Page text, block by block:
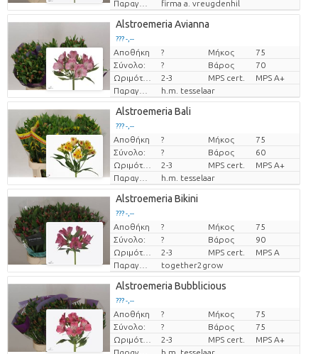
Παραγωγός
firma a. vreugdenhil
Alstroemeria Avianna
??? -,--
Τιμή ανά τεμάχιο
Αποθήκη ? Μήκος
75
Σύνολο:
? Βάρος
70
Ωριμότητα
2-3 MPS cert.
MPS A+
Παραγωγός
h.m. tesselaar
Alstroemeria Bali
??? -,--
Τιμή ανά τεμάχιο
Αποθήκη ? Μήκος
75
Σύνολο:
? Βάρος
60
Ωριμότητα
2-3 MPS cert.
MPS A+
Παραγωγός
h.m. tesselaar
Alstroemeria Bikini
??? -,--
Τιμή ανά τεμάχιο
Αποθήκη ? Μήκος
75
Σύνολο:
? Βάρος
90
Ωριμότητα
2-3 MPS cert.
MPS A
Παραγωγός
together2grow
Alstroemeria Bubblicious
??? -,--
Τιμή ανά τεμάχιο
Αποθήκη ? Μήκος
75
Σύνολο:
? Βάρος
75
Ωριμότητα
2-3 MPS cert.
MPS A+